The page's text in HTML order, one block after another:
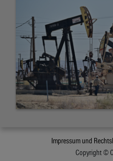
Impressum und
Copyright ©